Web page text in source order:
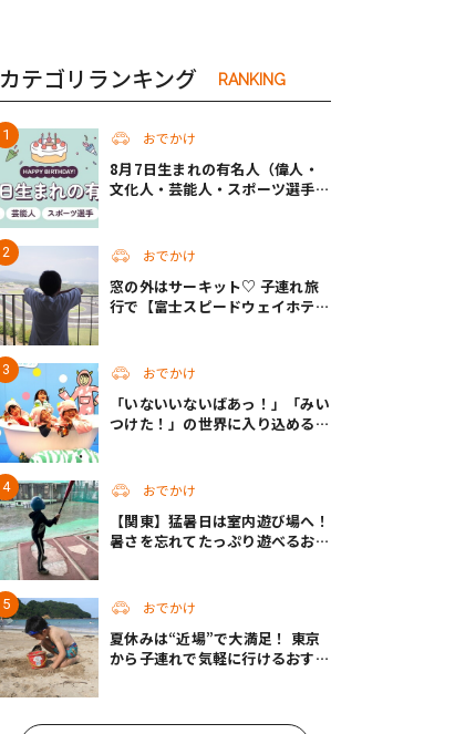
カテゴリランキング RANKING
おでかけ
8月7日生まれの有名人（偉人・
文化人・芸能人・スポーツ選手・
おでかけ
窓の外はサーキット♡ 子連れ旅
行で【富士スピードウェイホテ
おでかけ
「いないいないばあっ！」「みい
つけた！」の世界に入り込める！
おでかけ
【関東】猛暑日は室内遊び場へ！
暑さを忘れてたっぷり遊べるおす
おでかけ
夏休みは“近場”で大満足！ 東京
から子連れで気軽に行けるおすす